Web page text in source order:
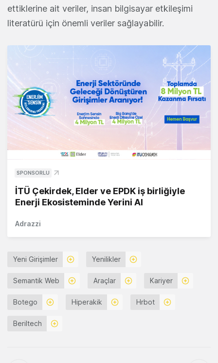
ettiklerine ait veriler, insan bilgisayar etkileşimi
literatürü için önemli veriler sağlayabilir.
SPONSORLU
İTÜ Çekirdek, Elder ve EPDK iş birliğiyle
Enerji Ekosisteminde Yerini Al
Adrazzi
Yeni Girişimler Yenilikler
Semantik Web Araçlar Kariyer
Botego Hiperakik Hrbot
Beriltech